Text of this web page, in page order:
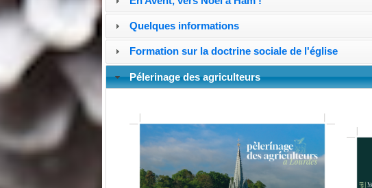
Quelques informations
Formation sur la doctrine sociale de l'église
Pélerinage des agriculteurs